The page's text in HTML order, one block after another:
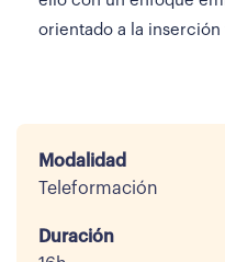
orientado a la
Modalidad
Teleformación
Duración